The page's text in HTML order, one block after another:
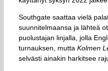
Southgate saattaa vielä
suunnitelmaansa ja lähteä
puolustajan linjalla, jolla
turnauksen, mutta Kolmen
selvästi ainakin harkitsee